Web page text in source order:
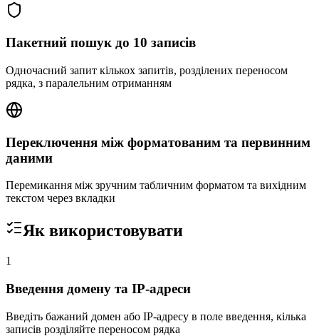
Пакетний пошук до 10 записів
Одночасний запит кількох запитів, розділених переносом
рядка, з паралельним отриманням
Переключення між форматованим та первинним
даними
Перемикання між зручним табличним форматом та вихідним
текстом через вкладки
Як використовувати
1
Введення домену та IP-адреси
Введіть бажаний домен або IP-адресу в поле введення, кілька
записів розділяйте переносом рядка